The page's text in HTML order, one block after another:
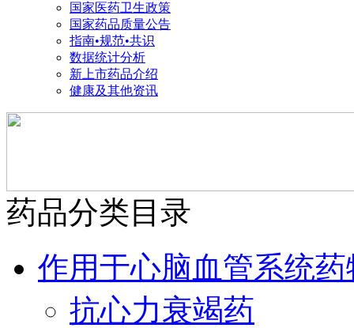
国家医药卫生政策
国家药品质量公告
指南•规范•共识
数据统计分析
新上市药品介绍
健康及其他资讯
药品分类目录
作用于心脑血管系统药
抗心力衰竭药